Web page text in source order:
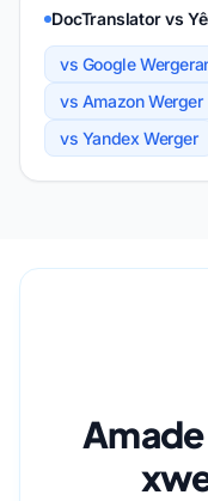
DocTranslator vs
vs Google
vs Amazon Werger
vs Yandex Werger